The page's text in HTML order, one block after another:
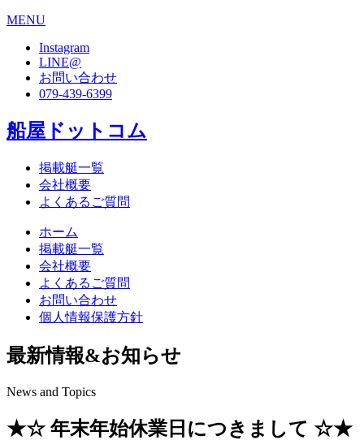
MENU
Instagram
LINE@
お問い合わせ
079-439-6399
船屋ドットコム
掲載艇一覧
会社概要
よくあるご質問
ホーム
掲載艇一覧
会社概要
よくあるご質問
お問い合わせ
個人情報保護方針
最新情報&お知らせ
News and Topics
★☆ 年末年始休業日につきまして ☆★